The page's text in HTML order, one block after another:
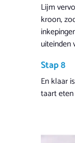
Lijm
kroon,
uiteinden
Stap 8
En klaar
taart